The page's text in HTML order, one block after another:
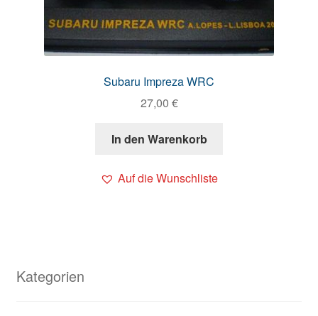
Subaru Impreza WRC
27,00 €
In den Warenkorb
Auf die Wunschliste
Kategorien